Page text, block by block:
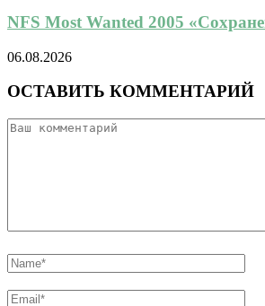
NFS Most Wanted 2005
06.08.2026
ОСТАВИТЬ КОММЕНТАРИЙ